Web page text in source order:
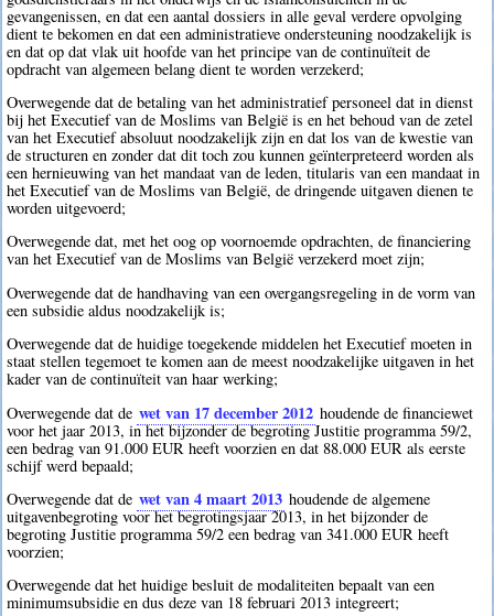
gevangenissen, en dat een aantal dossiers in alle geval verdere opvolging
dient te bekomen en dat een administratieve ondersteuning noodzakelijk is
en dat op dat vlak uit hoofde van het principe van de continuïteit de
opdracht van algemeen belang dient te worden verzekerd;
Overwegende dat de betaling van het administratief personeel dat in dienst
bij het Executief van de Moslims van België is en het behoud van de zetel
van het Executief absoluut noodzakelijk zijn en dat los van de kwestie van
de structuren en zonder dat dit toch zou kunnen geïnterpreteerd worden als
een hernieuwing van het mandaat van de leden, titularis van een mandaat in
het Executief van de Moslims van België, de dringende uitgaven dienen te
worden uitgevoerd;
Overwegende dat, met het oog op voornoemde opdrachten, de financiering
van het Executief van de Moslims van België verzekerd moet zijn;
Overwegende dat de handhaving van een overgangsregeling in de vorm van
een subsidie aldus noodzakelijk is;
Overwegende dat de huidige toegekende middelen het Executief moeten in
staat stellen tegemoet te komen aan de meest noodzakelijke uitgaven in het
kader van de continuïteit van haar werking;
Overwegende dat de wet van 17 december 2012 houdende de financiewet
voor het jaar 2013, in het bijzonder de begroting Justitie programma 59/2,
een bedrag van 91.000 EUR heeft voorzien en dat 88.000 EUR als eerste
schijf werd bepaald;
Overwegende dat de wet van 4 maart 2013 houdende de algemene
uitgavenbegroting voor het begrotingsjaar 2013, in het bijzonder de
begroting Justitie programma 59/2 een bedrag van 341.000 EUR heeft
voorzien;
Overwegende dat het huidige besluit de modaliteiten bepaalt van een
minimumsubsidie en dus deze van 18 februari 2013 integreert;